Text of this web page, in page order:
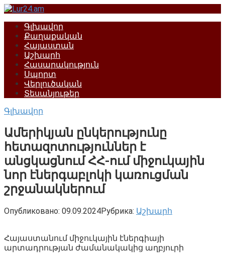
Перейти
контентуԳլխավոր
Քաղաքական
Հայաստան
Աշխարհ
Հասարակություն
Սպորտ
Վերլուծական
Տեսանյութեր
Գլխավոր
Ամերիկյան ընկերությունը
հետազոտություններ է
անցկացնում ՀՀ-ում միջուկային
նոր էներգաբլոկի կառուցման
շրջանակներում
Опубликовано: 09.09.2024Рубрика: Աշխարհ
Հայաստանում միջուկային էներգիայի
արտադրության ժամանակակից աղբյուրի